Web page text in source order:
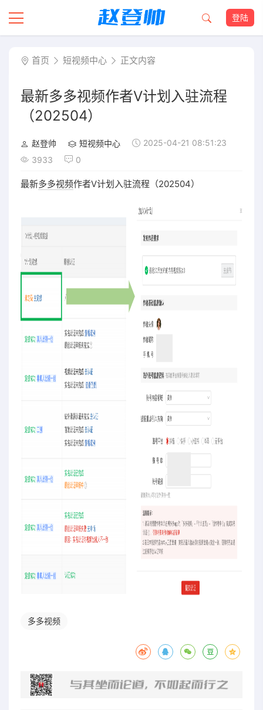
登陆
首页 短视频中心 正文内容
最新多多视频作者V计划入驻流程
（202504）
赵登帅 短视频中心
2025-04-21 08:51:23
3933
0
最新多多视频作者V计划入驻流程（202504）
多多视频